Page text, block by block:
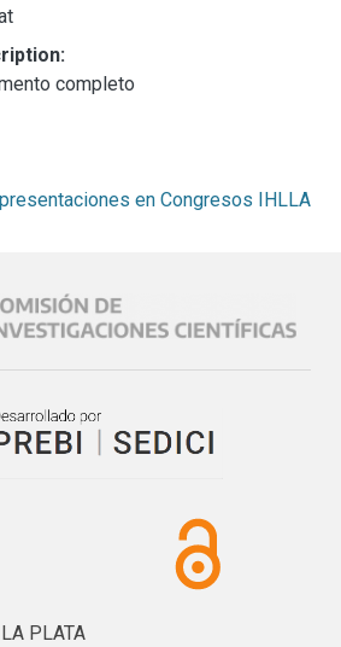
completo
en Congresos IHLLA
PLATA